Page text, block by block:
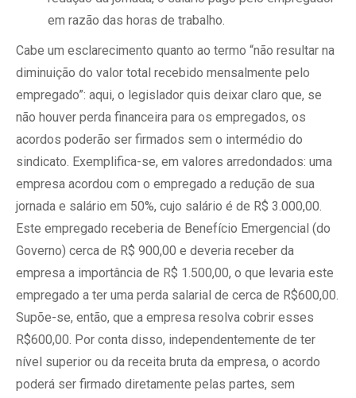
em razão das horas de trabalho.
Cabe um esclarecimento quanto ao termo “não resultar na
diminuição do valor total recebido mensalmente pelo
empregado”: aqui, o legislador quis deixar claro que, se
não houver perda financeira para os empregados, os
acordos poderão ser firmados sem o intermédio do
sindicato. Exemplifica-se, em valores arredondados: uma
empresa acordou com o empregado a redução de sua
jornada e salário em 50%, cujo salário é de R$ 3.000,00.
Este empregado receberia de Benefício Emergencial (do
Governo) cerca de R$ 900,00 e deveria receber da
empresa a importância de R$ 1.500,00, o que levaria este
empregado a ter uma perda salarial de cerca de R$600,00.
Supõe-se, então, que a empresa resolva cobrir esses
R$600,00. Por conta disso, independentemente de ter
nível superior ou da receita bruta da empresa, o acordo
poderá ser firmado diretamente pelas partes, sem